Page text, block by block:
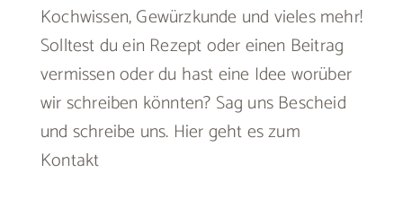
Kochwissen, Gewürzkunde und vieles mehr!
Solltest du ein Rezept oder einen Beitrag
vermissen oder du hast eine Idee worüber
wir schreiben könnten? Sag uns Bescheid
und schreibe uns. Hier geht es zum
Kontakt